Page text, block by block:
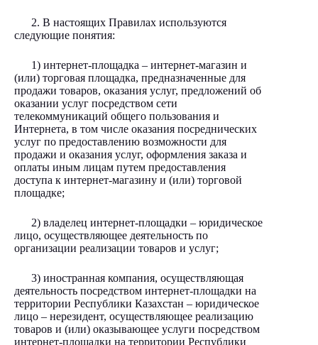
2. В настоящих Правилах используются
следующие понятия:
1) интернет-площадка – интернет-магазин и
(или) торговая площадка, предназначенные для
продажи товаров, оказания услуг, предложений об
оказании услуг посредством сети
телекоммуникаций общего пользования и
Интернета, в том числе оказания посреднических
услуг по предоставлению возможности для
продажи и оказания услуг, оформления заказа и
оплаты иным лицам путем предоставления
доступа к интернет-магазину и (или) торговой
площадке;
2) владелец интернет-площадки – юридическое
лицо, осуществляющее деятельность по
организации реализации товаров и услуг;
3) иностранная компания, осуществляющая
деятельность посредством интернет-площадки на
территории Республики Казахстан – юридическое
лицо – нерезидент, осуществляющее реализацию
товаров и (или) оказывающее услуги посредством
интернет-площадки на территории Республики